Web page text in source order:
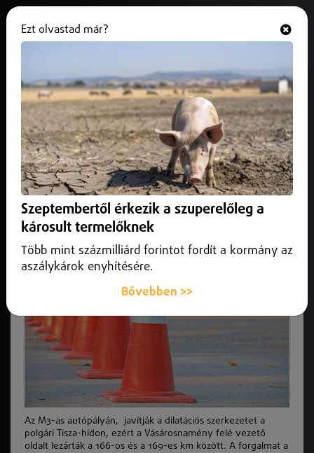
Az M3-as autópályán, javítják a
dilatációs szerkezetet a polgári
Tisza-hídon
2024. augusztus 02.Közlekedés infó
Az M3-as autópályán, javítják a dilatációs szerkezetet a
polgári Tisza-hídon
Az M3-as autópályán, javítják a dilatációs szerkezetet a
polgári Tisza-hídon, ezért a Vásárosnamény felé vezető
oldalt lezárták a 166-os és a 169-es km között. A forgalmat a
Ezt olvastad már?
Szeptembertől érkezik a szuperelőleg a
károsult termelőknek
Több mint százmilliárd forintot fordít a kormány az
aszálykárok enyhítésére.
Bővebben >>